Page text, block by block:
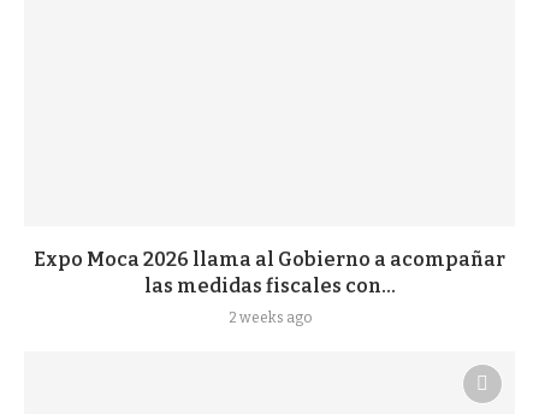
Expo Moca 2026 llama al Gobierno a acompañar
las medidas fiscales con...
2 weeks ago